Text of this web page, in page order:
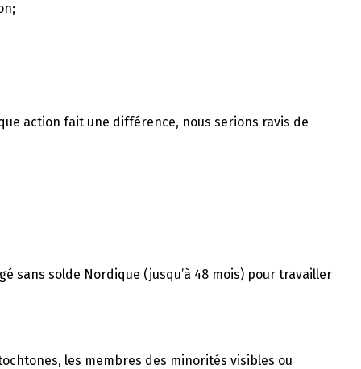
action fait une différence, nous serions ravis de
sans solde Nordique (jusqu’à 48 mois) pour travailler
les membres des minorités visibles ou